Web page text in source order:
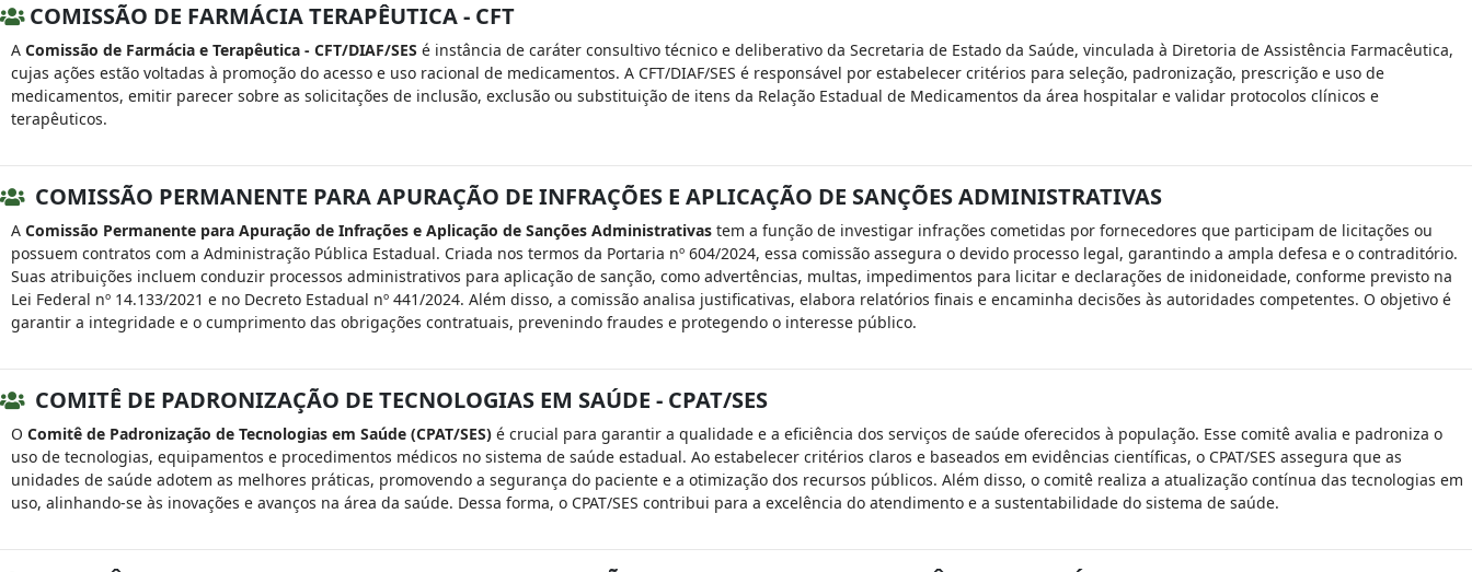
COMISSÃO DE FARMÁCIA TERAPÊUTICA - CFT
A Comissão de Farmácia e Terapêutica - CFT/DIAF/SES é instância de caráter consultivo técnico e deliberativo da Secretaria de Estado da Saúde, vinculada à Diretoria de Assistência Farmacêutica,
cujas ações estão voltadas à promoção do acesso e uso racional de medicamentos. A CFT/DIAF/SES é responsável por estabelecer critérios para seleção, padronização, prescrição e uso de
medicamentos, emitir parecer sobre as solicitações de inclusão, exclusão ou substituição de itens da Relação Estadual de Medicamentos da área hospitalar e validar protocolos clínicos e
terapêuticos.
COMISSÃO PERMANENTE PARA APURAÇÃO DE INFRAÇÕES E APLICAÇÃO DE SANÇÕES ADMINISTRATIVAS
A Comissão Permanente para Apuração de Infrações e Aplicação de Sanções Administrativas tem a função de investigar infrações cometidas por fornecedores que participam de licitações ou
possuem contratos com a Administração Pública Estadual. Criada nos termos da Portaria nº 604/2024, essa comissão assegura o devido processo legal, garantindo a ampla defesa e o contraditório.
Suas atribuições incluem conduzir processos administrativos para aplicação de sanção, como advertências, multas, impedimentos para licitar e declarações de inidoneidade, conforme previsto na
Lei Federal nº 14.133/2021 e no Decreto Estadual nº 441/2024. Além disso, a comissão analisa justificativas, elabora relatórios finais e encaminha decisões às autoridades competentes. O objetivo é
garantir a integridade e o cumprimento das obrigações contratuais, prevenindo fraudes e protegendo o interesse público.
COMITÊ DE PADRONIZAÇÃO DE TECNOLOGIAS EM SAÚDE - CPAT/SES
O Comitê de Padronização de Tecnologias em Saúde (CPAT/SES) é crucial para garantir a qualidade e a eficiência dos serviços de saúde oferecidos à população. Esse comitê avalia e padroniza o
uso de tecnologias, equipamentos e procedimentos médicos no sistema de saúde estadual. Ao estabelecer critérios claros e baseados em evidências científicas, o CPAT/SES assegura que as
unidades de saúde adotem as melhores práticas, promovendo a segurança do paciente e a otimização dos recursos públicos. Além disso, o comitê realiza a atualização contínua das tecnologias em
uso, alinhando-se às inovações e avanços na área da saúde. Dessa forma, o CPAT/SES contribui para a excelência do atendimento e a sustentabilidade do sistema de saúde.